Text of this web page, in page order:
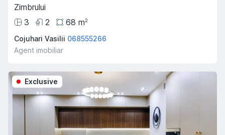
Zimbrului
3
2 68 m2
Cojuhari Vasilii 068555266
Agent imobiliar
Exclusive